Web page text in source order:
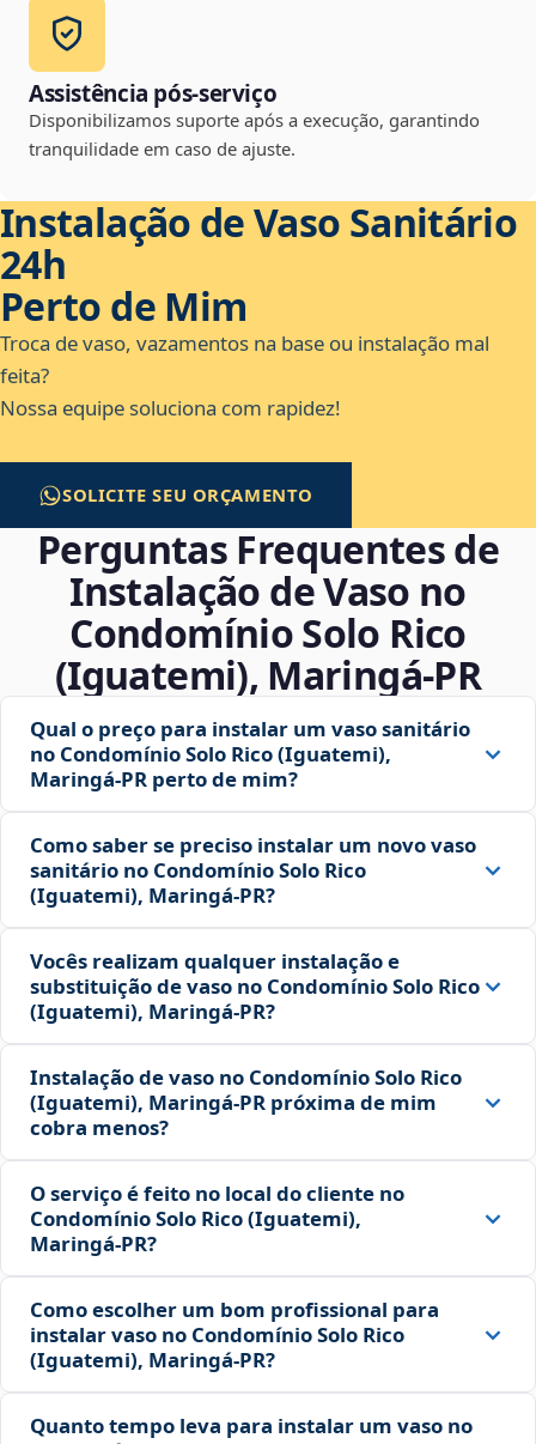
Assistência pós-serviço
Disponibilizamos suporte após a execução, garantindo
tranquilidade em caso de ajuste.
Instalação de Vaso Sanitário
24h
Perto de Mim
Troca de vaso, vazamentos na base ou instalação mal
feita?
Nossa equipe soluciona com rapidez!
SOLICITE SEU ORÇAMENTO
Perguntas Frequentes de
Instalação de Vaso no
Condomínio Solo Rico
(Iguatemi), Maringá‑PR
Qual o preço para instalar um vaso sanitário
no Condomínio Solo Rico (Iguatemi),
Maringá‑PR perto de mim?
Como saber se preciso instalar um novo vaso
sanitário no Condomínio Solo Rico
(Iguatemi), Maringá‑PR?
Vocês realizam qualquer instalação e
substituição de vaso no Condomínio Solo Rico
(Iguatemi), Maringá‑PR?
Instalação de vaso no Condomínio Solo Rico
(Iguatemi), Maringá‑PR próxima de mim
cobra menos?
O serviço é feito no local do cliente no
Condomínio Solo Rico (Iguatemi),
Maringá‑PR?
Como escolher um bom profissional para
instalar vaso no Condomínio Solo Rico
(Iguatemi), Maringá‑PR?
Quanto tempo leva para instalar um vaso no